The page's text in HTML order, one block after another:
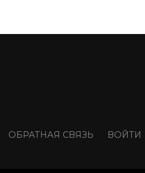
ОБРАТНАЯ СВЯЗЬ ВОЙТИ